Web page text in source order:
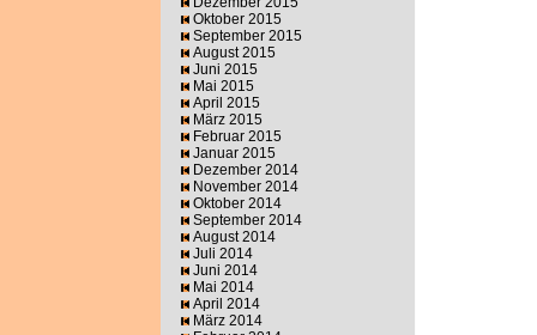
Oktober 2015
September 2015
August 2015
Juni 2015
Mai 2015
April 2015
März 2015
Februar 2015
Januar 2015
Dezember 2014
November 2014
Oktober 2014
September 2014
August 2014
Juli 2014
Juni 2014
Mai 2014
April 2014
März 2014